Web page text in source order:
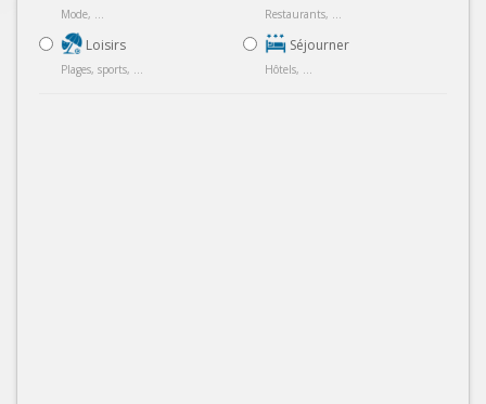
Mode, ...
Loisirs
Plages, sports, ...
Restaurants, ...
Séjourner
Hôtels, ...